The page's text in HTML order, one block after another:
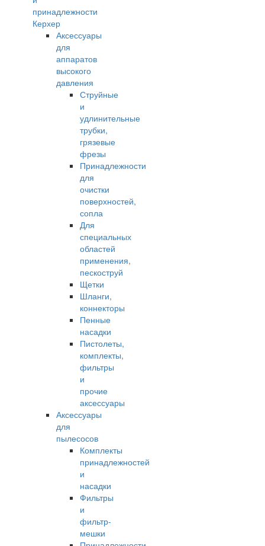
принадлежности
Керхер
Аксессуары
для
аппаратов
высокого
давления
Струйные
и
удлинительные
трубки,
грязевые
фрезы
Принадлежности
для
очистки
поверхностей,
сопла
Для
специальных
областей
применения,
пескоструй
Щетки
Шланги,
коннекторы
Пенные
насадки
Пистолеты,
комплекты,
фильтры
и
прочие
аксессуары
Аксессуары
для
пылесосов
Комплекты
принадлежностей
и
насадки
Фильтры
и
фильтр-
мешки